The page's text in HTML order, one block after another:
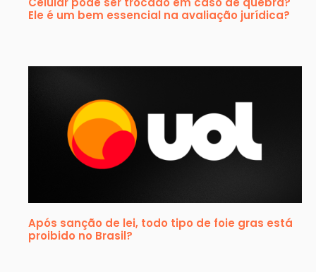
Ele é um bem essencial na avaliação jurídica?
Após sanção de lei, todo tipo de foie gras está
proibido no Brasil?